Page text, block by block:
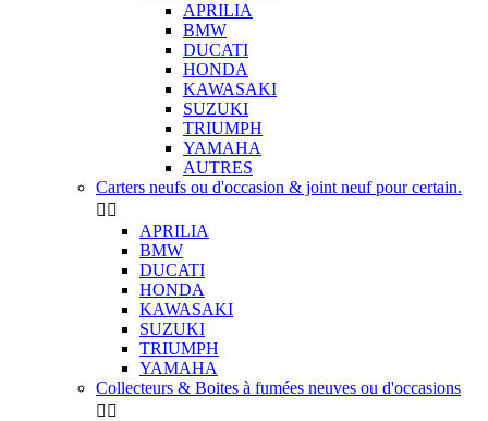
APRILIA
BMW
DUCATI
HONDA
KAWASAKI
SUZUKI
TRIUMPH
YAMAHA
AUTRES
Carters neufs ou d'occasion & joint neuf pour certain.
 
APRILIA
BMW
DUCATI
HONDA
KAWASAKI
SUZUKI
TRIUMPH
YAMAHA
Collecteurs & Boites à fumées neuves ou d'occasions
 